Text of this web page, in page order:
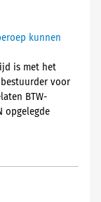
kunnen
is met het
bestuurder voor
BTW-
opgelegde